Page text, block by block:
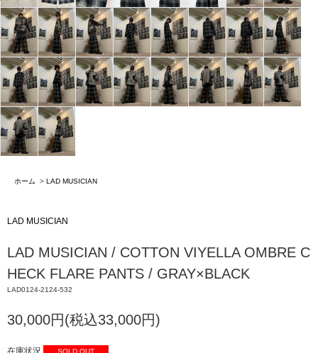
ホーム > LAD MUSICIAN
LAD MUSICIAN
LAD MUSICIAN / COTTON VIYELLA OMBRE C
HECK FLARE PANTS / GRAY×BLACK
LAD0124-2124-532
30,000円(税込33,000円)
在庫状況 SOLD OUT